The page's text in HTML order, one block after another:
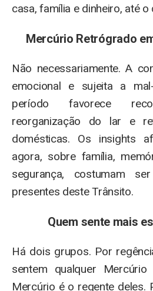
casa, família e dinheiro, até
Mercúrio Retrógrado
Não necessariamente. A
emocional e sujeita a
período favorece
reorganização do lar e
domésticas. Os insights
agora, sobre família,
segurança, costumam
presentes deste Trânsito.
Quem sente mais
Há dois grupos. Por
sentem qualquer
Mercúrio é o regente deles.